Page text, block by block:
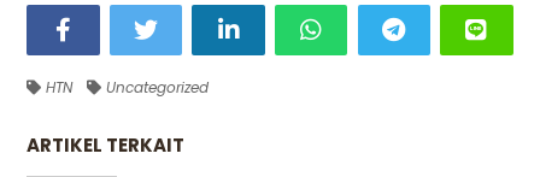
HTN Uncategorized
ARTIKEL TERKAIT